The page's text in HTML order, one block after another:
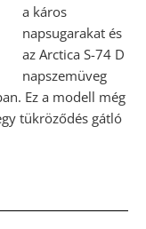
a káros
napsugarakat és
az Arctica S-74 D
napszemüveg
Ez a modell még
tükröződés gátló